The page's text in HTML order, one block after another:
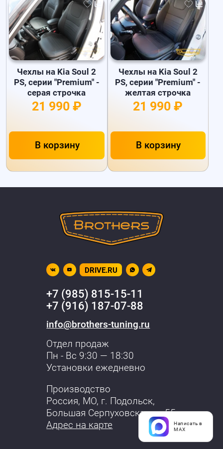
Чехлы на Kia Soul 2
PS, серии "Premium" -
серая строчка
21 990 ₽
В корзину
Чехлы на Kia Soul 2
PS, серии "Premium" -
желтая строчка
21 990 ₽
В корзину
DRIVE.RU
+7 (985) 815-15-11
+7 (916) 187-07-88
info@brothers-tuning.ru
Отдел продаж
Пн - Вс 9:30 — 18:30
Установки ежедневно
Производство
Россия, МО, г. Подольск,
Большая Серпуховская, д. 55
Адрес на карте
Написать в
MAX